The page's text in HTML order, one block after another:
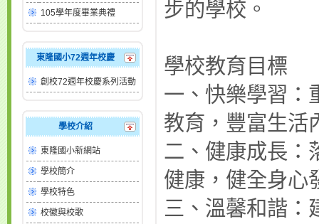
105學年度畢業典禮
東隆國小72週年校慶
創校72週年校慶系列活動
學校介紹
東隆國小新網站
學校簡介
學校特色
校徽與校歌
步的學校。
學校教育目標
一、快樂學習：
教育，豐富生活
二、健康成長：
健康，健全身心
三、溫馨和諧：